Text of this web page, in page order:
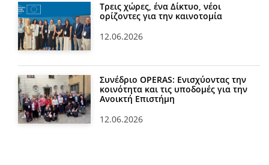
Τρεις χώρες, ένα Δίκτυο, νέοι
ορίζοντες για την καινοτομία
12.06.2026
Συνέδριο OPERAS: Ενισχύοντας την
κοινότητα και τις υποδομές για την
Ανοικτή Επιστήμη
12.06.2026